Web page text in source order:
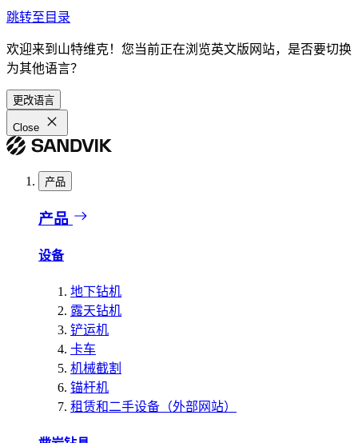
跳转至目录
欢迎来到山特维克！您当前正在浏览英文版网站，是否要切换
为其他语言？
更改语言
Close
产品
产品
设备
地下钻机
露天钻机
铲运机
卡车
机械截割
锚杆机
租赁和二手设备（外部网站）